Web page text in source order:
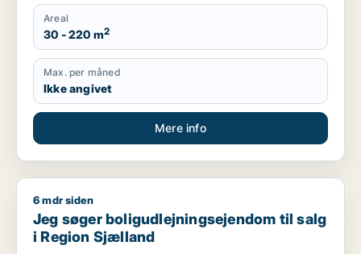
Areal
30 - 220 m2
Max. per måned
Ikke angivet
Mere info
Jeg søger boligudlejningsejendom til salg i Region Sjælland
6 mdr siden
Jeg søger boligudlejningsejendom til salg
i Region Sjælland